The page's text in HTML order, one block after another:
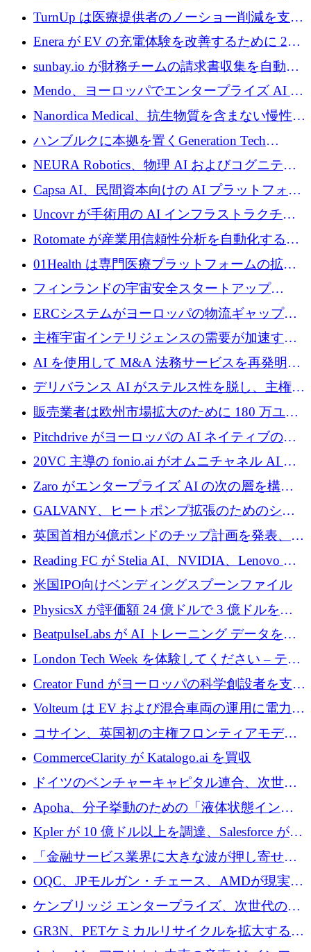
ロを寄付
TurnUp は医療提供者のノーショー削減を支援
するために 200 万ユーロを調達
Enera が EV の充電体験を改善するために 200
万ドルを調達
sunbay.io が財務チームの請求書収集を自動化
するために 55 万ユーロを調達
Mendo、ヨーロッパでエンタープライズ AI 導
入を拡大するために 1,200 万ユーロを確保
Nanordica Medical、抗生物質を含まない慢性創
傷治療薬を市場に投入するために 160 万ユー
ロを調達
ハンブルクに本拠を置くGeneration Tech
Partnersが5,000万ユーロのAIロールアップファ
NEURA Robotics、物理 AI およびコグニティ
ブ ロボティクス プラットフォームを拡張する
ためにシリーズ C で最大 14 億ドルを確保
Capsa AI、民間資本向けの AI プラットフォー
ムを拡大するために 1,800 万ドルを調達
Uncovr が手術用の AI インフラストラクチャ
を構築するために 700 万ドルを調達
Rotomate が産業用信頼性分析を自動化するた
めに 210 万ユーロを調達
01Health は専門医療プラットフォームの拡大
に 1,500 万ドルを確保
フィンランドの宇宙安全スタートアップ
Aavuus が、スペースデブリ追跡に取り組むプ
レシード資金を獲得
ERCシステムがヨーロッパの物流ギャップを
埋めるために設計された重量物運搬用eVTOL
であるVictorを発表
主権宇宙インテリジェンスの需要が加速する
中、ICEYEは評価額100億ユーロ以上で4億
5,000万ユーロを調達
AI を使用して M&A 法務サービスを再発明す
るために 110 万ユーロを適切に確保
デリバランス AI がステルス性を脱し、主権の
あるエンタープライズ AI を強化
販売業者は欧州市場拡大のために 180 万ユー
ロを確保
Pitchdrive がヨーロッパの AI ネイティブの創
業者を支援するために 6,000 万ユーロを調達
20VC 主導の fonio.ai がオムニチャネル AI プ
ラットフォームのために 1,700 万ドルを調達
Zaro がエンタープライズ AI の次の層を構築
するために 510 万ドルを獲得
GALVANY、ヒートポンプ拡張のためのシー
ドラウンドで1,000万ユーロを確保
英国首相が4億ポンドのチップ計画を発表、英
国の新興企業は「ここで拡大」し「ここに留
まる」
Reading FC が Stelia AI、NVIDIA、Lenovo と
協力して AI Center of Excellence を立ち上げ
米国IPO向けベンディングスプーンファイル
PhysicsX が評価額 24 億ドルで 3 億ドルを調
達
BeatpulseLabs が AI トレーニング データを拡
張するために 180 万ドルのプレシードを調達
London Tech Week を体験してください – テク
ノロジーがヨーロッパのイノベーションの未
来を形作る場所
Creator Fund がヨーロッパの科学創設者を支援
するために 5,600 万ドルを調達
Volteum は EV および混合車両の運用に電力を
供給するために 250 万ユーロを寄付
コサイン、英国初の主権フロンティアモデル
で業界の支援を確保
CommerceClarity が Katalogo.ai を買収
ドイツのベンチャーキャピタル連合、次世代
スタートアップの成長に向けて機関投資家へ
の資本シフトを呼びかけ
Apoha、分子挙動のための「液体状態インテ
リジェンス」を構築するために3,600万ドルを
かけてステルス状態から出現
Kpler が 10 億ドル以上を調達、Salesforce が
Contentful を買収、Built in Europe キャンペー
ンを開始
「金融サービス業界に大きな波が押し寄せて
いる」と「欧州初のAIネイティブ銀行」のボ
スが語る
OQC、JPモルガン・チェース、AMDが現実世
界のフィンテック・アプリケーションを探索
するためにQuantum-AIデータセンターを立ち
上げ
ケンブリッジ エンタープライズ、次世代のデ
ィープテック創設者向けにロンドンの出発点
を構築
GR3N、PETケミカルリサイクルを拡大するた
めにシリーズBで1,550万ユーロを調達